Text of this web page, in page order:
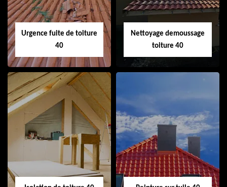
Urgence fuite de toiture
40
Urgence fuite de
toiture 40
Nettoyage demoussage
toiture 40
Nettoyage
demoussage
toiture 40